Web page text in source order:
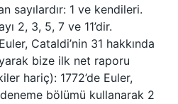
sayılardır: 1 ve kendileri.
2, 3, 5, 7 ve 11’dir.
Cataldi’nin 31 hakkında
bize ilk net raporu
hariç): 1772’de Euler,
bölümü kullanarak 2